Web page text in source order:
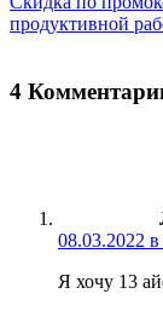
продуктивной
4
08.03.2022
Я хочу 13